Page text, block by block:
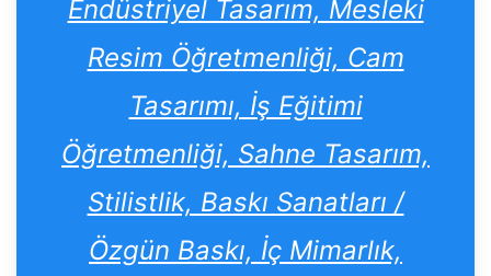
Endüstriyel Tasarım, Mesleki
Resim Öğretmenliği, Cam
Tasarımı, İş Eğitimi
Öğretmenliği, Sahne Tasarım,
Stilistlik, Baskı Sanatları /
Özgün Baskı, İç Mimarlık,